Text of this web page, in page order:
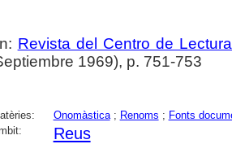
Revista del Centro de
1969), p. 751-753
Onomàstica; Renoms ; Fonts
Reus